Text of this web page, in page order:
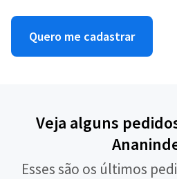
Quero me cadastrar
Veja alguns
Esses são os últimos